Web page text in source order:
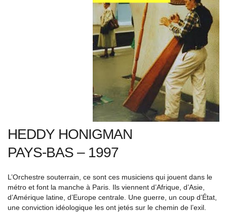
HEDDY HONIGMAN
PAYS-BAS – 1997
L’Orchestre souterrain, ce sont ces musiciens qui jouent dans le
métro et font la manche à Paris. Ils viennent d’Afrique, d’Asie,
d’Amérique latine, d’Europe centrale. Une guerre, un coup d’État,
une conviction idéologique les ont jetés sur le chemin de l’exil.